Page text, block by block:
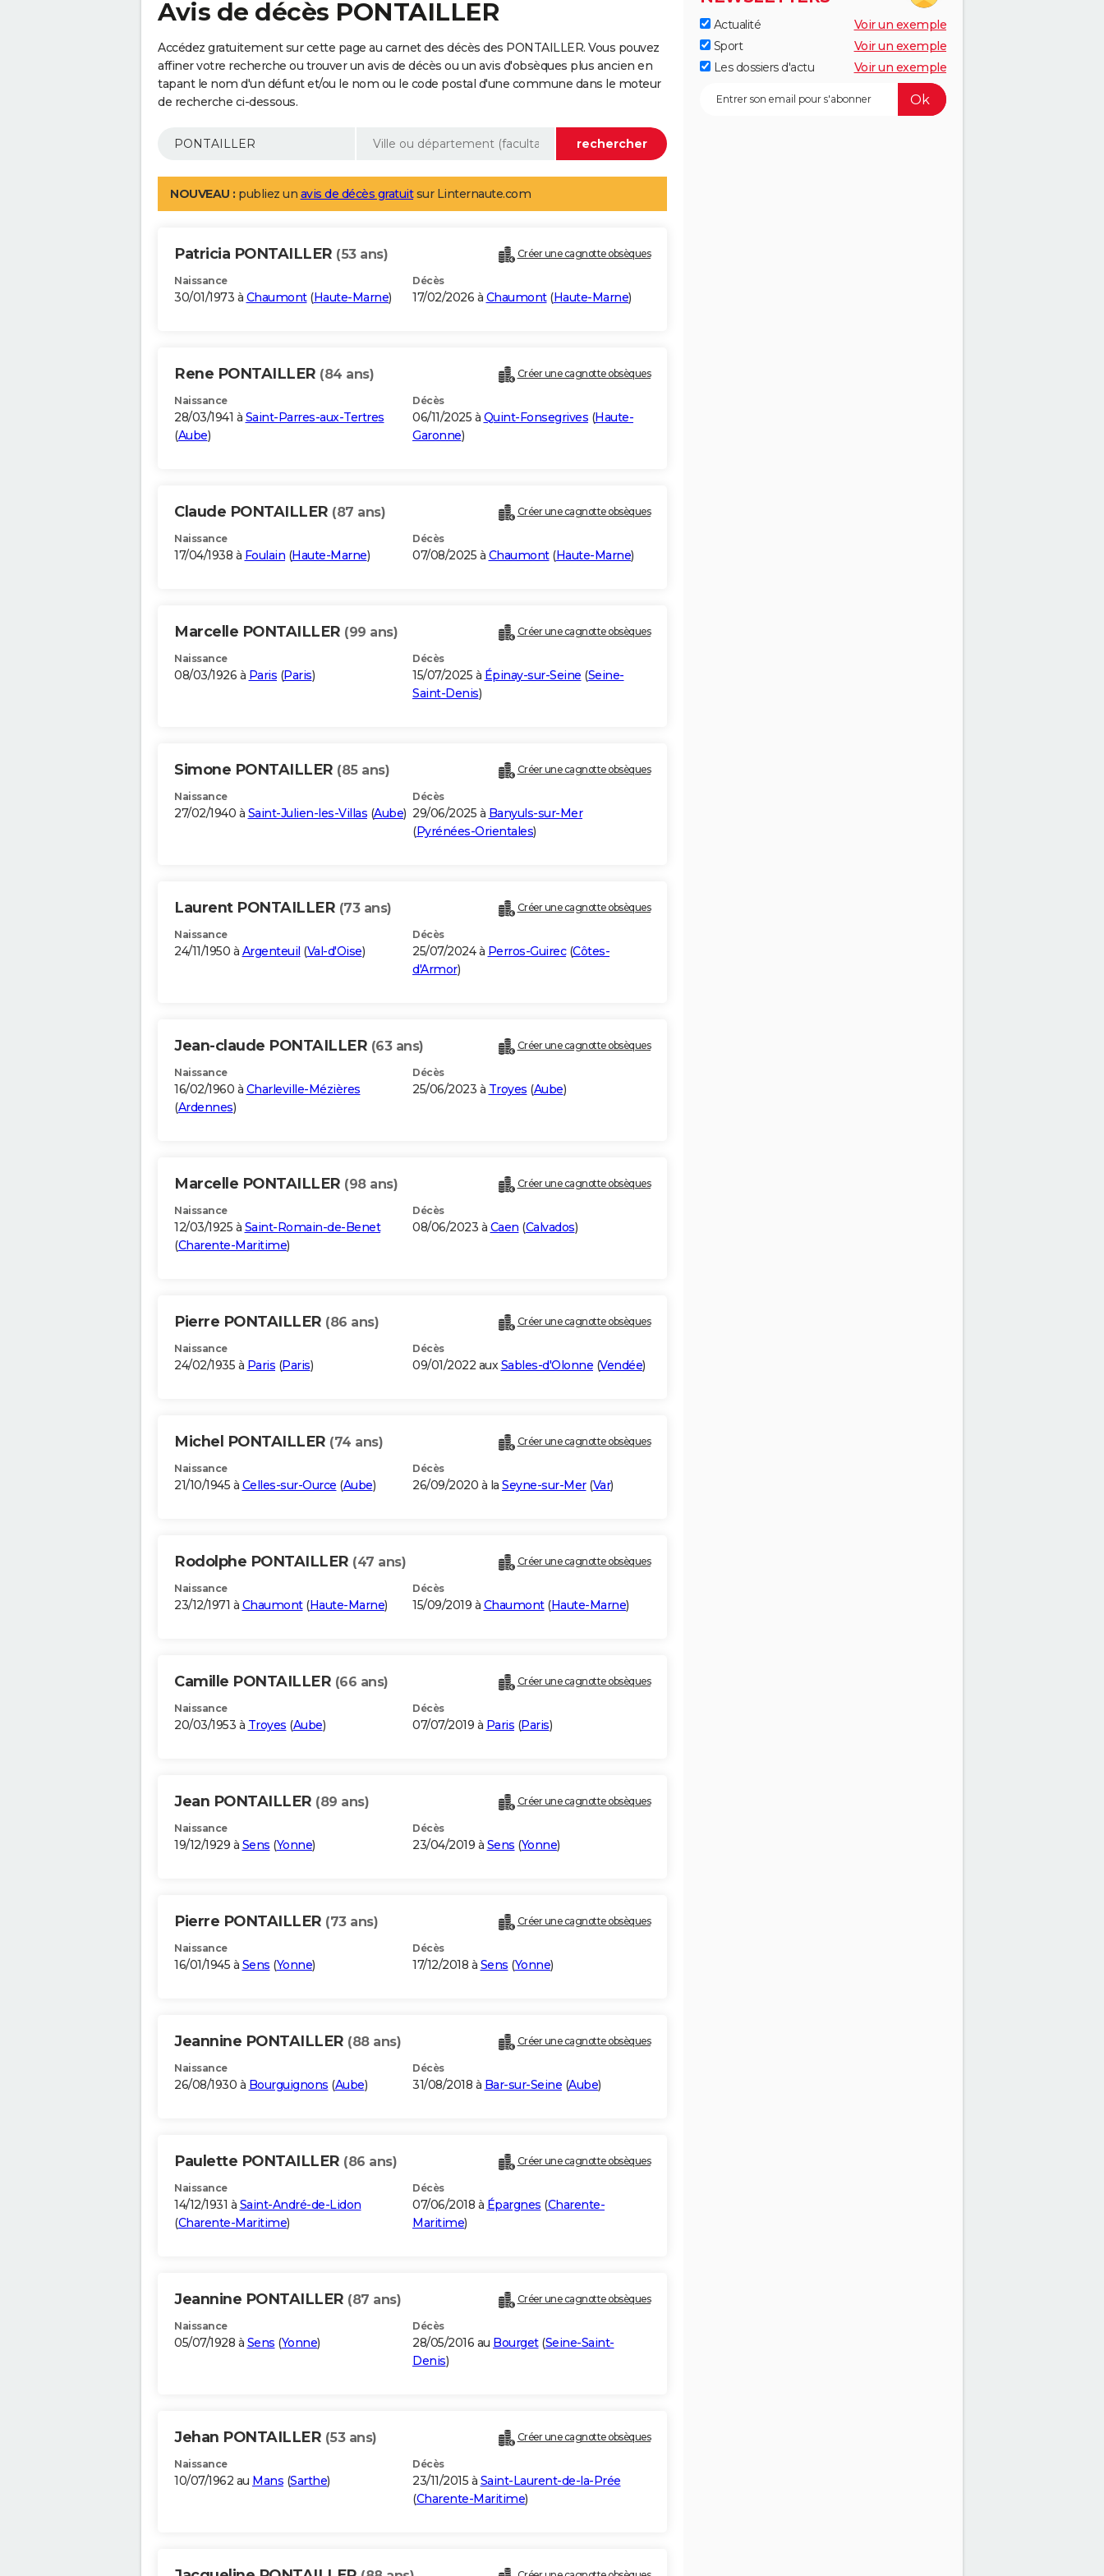
Avis de décès PONTAILLER
Accédez gratuitement sur cette page au carnet des décès des PONTAILLER. Vous pouvez
affiner votre recherche ou trouver un avis de décès ou un avis d'obsèques plus ancien en
tapant le nom d'un défunt et/ou le nom ou le code postal d'une commune dans le moteur
de recherche ci-dessous.
NOUVEAU : publiez un avis de décès gratuitsur Linternaute.com
Patricia PONTAILLER (53 ans) Créer une cagnotte obsèques
Naissance
30/01/1973 à Chaumont(Haute-Marne)
Décès
17/02/2026 à Chaumont(Haute-Marne)
Rene PONTAILLER (84 ans) Créer une cagnotte obsèques
Naissance
28/03/1941 à Saint-Parres-aux-Tertres
(Aube)
Décès
06/11/2025 à Quint-Fonsegrives (Haute-
Garonne)
Claude PONTAILLER (87 ans) Créer une cagnotte obsèques
Naissance
17/04/1938 à Foulain (Haute-Marne)
Décès
07/08/2025 à Chaumont(Haute-Marne)
Marcelle PONTAILLER (99 ans) Créer une cagnotte obsèques
Naissance
08/03/1926 à Paris (Paris)
Décès
15/07/2025 à Épinay-sur-Seine (Seine-
Saint-Denis)
Simone PONTAILLER (85 ans) Créer une cagnotte obsèques
Naissance
27/02/1940 à Saint-Julien-les-Villas (Aube)
Décès
29/06/2025 à Banyuls-sur-Mer
(Pyrénées-Orientales)
Laurent PONTAILLER (73 ans) Créer une cagnotte obsèques
Naissance
24/11/1950 à Argenteuil (Val-d'Oise)
Décès
25/07/2024 à Perros-Guirec(Côtes-
d'Armor)
Jean-claude PONTAILLER (63 ans) Créer une cagnotte obsèques
Naissance
16/02/1960 à Charleville-Mézières
(Ardennes)
Décès
25/06/2023 à Troyes (Aube)
Marcelle PONTAILLER (98 ans) Créer une cagnotte obsèques
Naissance
12/03/1925 à Saint-Romain-de-Benet
(Charente-Maritime)
Décès
08/06/2023 à Caen (Calvados)
Pierre PONTAILLER (86 ans) Créer une cagnotte obsèques
Naissance
24/02/1935 à Paris (Paris)
Décès
09/01/2022 auxSables-d'Olonne (Vendée)
Michel PONTAILLER (74 ans) Créer une cagnotte obsèques
Naissance
21/10/1945 à Celles-sur-Ource (Aube)
Décès
26/09/2020 à la Seyne-sur-Mer(Var)
Rodolphe PONTAILLER (47 ans) Créer une cagnotte obsèques
Naissance
23/12/1971 à Chaumont(Haute-Marne)
Décès
15/09/2019 à Chaumont(Haute-Marne)
Camille PONTAILLER (66 ans) Créer une cagnotte obsèques
Naissance
20/03/1953 à Troyes (Aube)
Décès
07/07/2019 à Paris (Paris)
Jean PONTAILLER (89 ans) Créer une cagnotte obsèques
Naissance
19/12/1929 à Sens (Yonne)
Décès
23/04/2019 à Sens (Yonne)
Pierre PONTAILLER (73 ans) Créer une cagnotte obsèques
Naissance
16/01/1945 à Sens (Yonne)
Décès
17/12/2018 à Sens (Yonne)
Jeannine PONTAILLER (88 ans) Créer une cagnotte obsèques
Naissance
26/08/1930 à Bourguignons (Aube)
Décès
31/08/2018 à Bar-sur-Seine (Aube)
Paulette PONTAILLER (86 ans) Créer une cagnotte obsèques
Naissance
14/12/1931 à Saint-André-de-Lidon
(Charente-Maritime)
Décès
07/06/2018 à Épargnes (Charente-
Maritime)
Jeannine PONTAILLER (87 ans) Créer une cagnotte obsèques
Naissance
05/07/1928 à Sens (Yonne)
Décès
28/05/2016 au Bourget(Seine-Saint-
Denis)
Jehan PONTAILLER (53 ans) Créer une cagnotte obsèques
Naissance
10/07/1962 au Mans (Sarthe)
Décès
23/11/2015 à Saint-Laurent-de-la-Prée
(Charente-Maritime)
Actualité
Voir un exemple
Sport
Voir un exemple
Les dossiers d'actu
Voir un exemple